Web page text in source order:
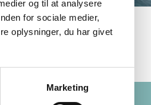
og til at analysere
for sociale medier,
oplysninger, du har givet
Marketing